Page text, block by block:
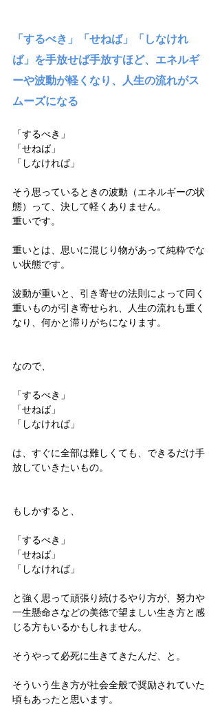
「するべき」「せねば」「しなけれ
ば」を手放せば手放すほど、エネルギ
ーや波動が軽くなり、人生の流れがス
ムーズになる
「するべき」
「せねば」
「しなければ」
そう思っているときの波動（エネルギーの状
態）って、決して軽くありません。
重いです。
重いとは、思いに混じり物があって純粋でな
い状態です。
波動が重いと、引き寄せの法則によって同く
重いものが引き寄せられ、人生の流れも重く
なり、何かと滞りがちになります。
なので、
「するべき」
「せねば」
「しなければ」
は、すぐに全部は難しくても、できるだけ手
放していきたいもの。
もしかすると、
「するべき」
「せねば」
「しなければ」
と強く思って頑張り続けるやり方が、努力や
一生懸命さなどの美徳で望ましい生き方と感
じる方もいるかもしれません。
そうやって必死に生きてきたんだ、と。
そういう生き方が社会全般で奨励されていた
頃もあったと思います。